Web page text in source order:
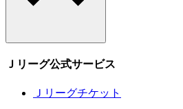
Ｊリーグ公式サービス
Ｊリーグチケット